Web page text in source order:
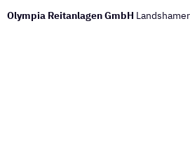
Olympia Reitanlagen GmbH